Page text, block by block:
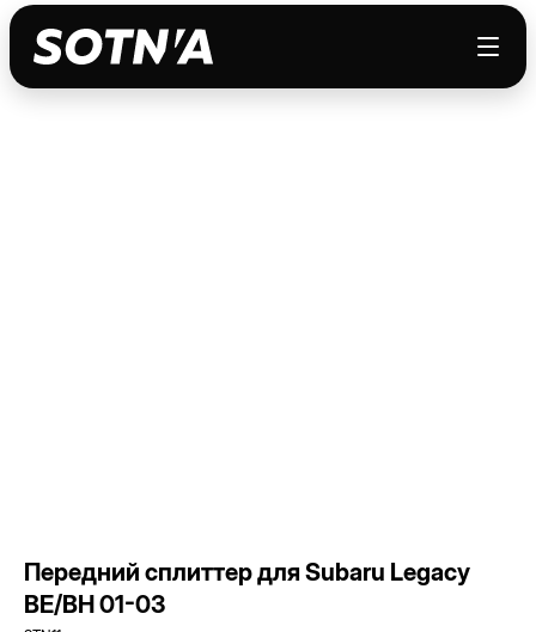
Передний сплиттер для Subaru Legacy
BE/BH 01-03